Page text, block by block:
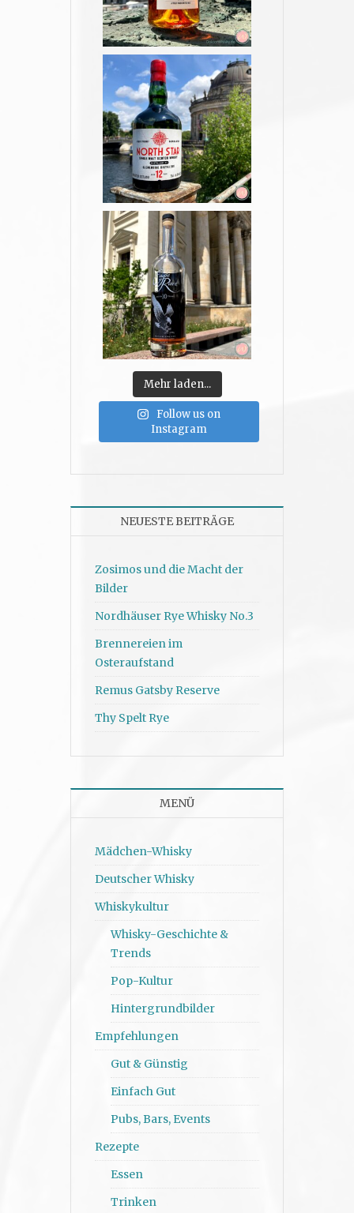
Mehr laden...
Follow us on
Instagram
NEUESTE BEITRÄGE
Zosimos und die Macht der
Bilder
Nordhäuser Rye Whisky No.3
Brennereien im
Osteraufstand
Remus Gatsby Reserve
Thy Spelt Rye
MENÜ
Mädchen-Whisky
Deutscher Whisky
Whiskykultur
Whisky-Geschichte &
Trends
Pop-Kultur
Hintergrundbilder
Empfehlungen
Gut & Günstig
Einfach Gut
Pubs, Bars, Events
Rezepte
Essen
Trinken